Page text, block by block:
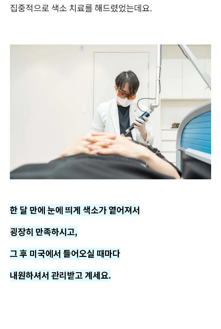
집중적으로 색소 치료를 해드렸었는데요.
한 달 만에 눈에 띄게 색소가 옅어져서
굉장히 만족하시고,
그 후 미국에서 들어오실 때마다
내원하셔서 관리받고 계세요.